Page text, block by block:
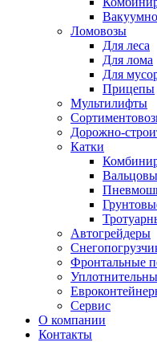
Ломовозы
Для леса
Для лома
Для
Прицепы
Мультилифты
Дорожно-
Катки
Автогрейдеры
Фронтальные
Сервис
О компании
Контакты